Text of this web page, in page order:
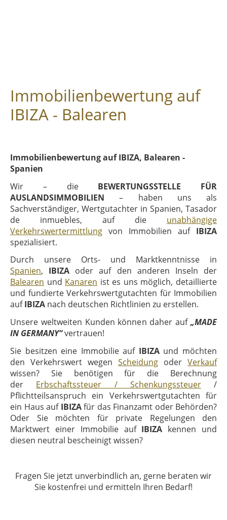
Immobilienbewertung auf
IBIZA - Balearen
Immobilienbewertung auf IBIZA, Balearen -
Spanien
Wir – die BEWERTUNGSSTELLE FÜR
AUSLANDSIMMOBILIEN – haben uns als
Sachverständiger, Wertgutachter in Spanien, Tasador
de inmuebles, auf die unabhängige
Verkehrswertermittlung von Immobilien auf IBIZA
spezialisiert.
Durch unsere Orts- und Marktkenntnisse in
Spanien, IBIZA oder auf den anderen Inseln der
Balearen und Kanaren ist es uns möglich, detaillierte
und fundierte Verkehrswertgutachten für Immobilien
aufIBIZA nach deutschen Richtlinien zu erstellen.
Unsere weltweiten Kunden können daher auf „MADE
IN GERMANY“vertrauen!
Sie besitzen eine Immobilie auf IBIZAund möchten
den Verkehrswert wegen Scheidung oder Verkauf
wissen? Sie benötigen für die Berechnung
der Erbschaftssteuer / Schenkungssteuer/
Pflichtteilsanspruch ein Verkehrswertgutachten für
ein Haus auf IBIZAfür das Finanzamt oder Behörden?
Oder Sie möchten für private Regelungen den
Marktwert einer Immobilie auf IBIZA kennen und
diesen neutral bescheinigt wissen?
Fragen Sie jetzt unverbindlich an, gerne beraten wir
Sie kostenfrei und ermitteln Ihren Bedarf!